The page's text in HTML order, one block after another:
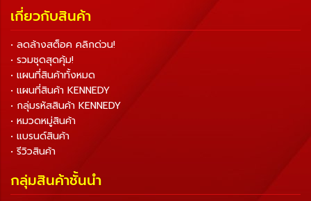
เกี่ยวกับสินค้า
• ลดล้างสต็อค คลิกด่วน!
• รวมชุดสุดคุ้ม!
• แผนที่สินค้าทั้งหมด
• แผนที่สินค้า KENNEDY
• กลุ่มรหัสสินค้า KENNEDY
• หมวดหมู่สินค้า
• แบรนด์สินค้า
• รีวิวสินค้า
กลุ่มสินค้าชั้นนำ